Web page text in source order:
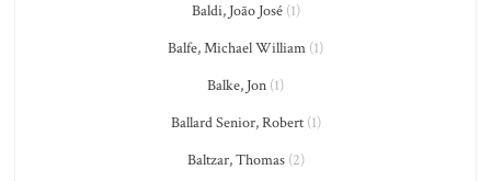
Baldi, João José(1)
Balfe, Michael William (1)
Balke, Jon (1)
Ballard Senior, Robert(1)
Baltzar, Thomas(2)